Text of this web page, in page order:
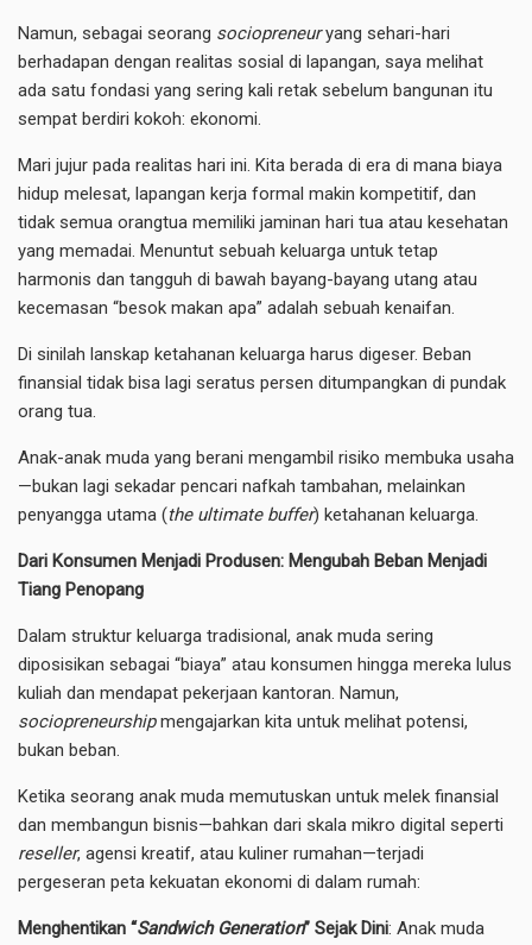
Namun, sebagai seorang sociopreneuryang sehari-hari
berhadapan dengan realitas sosial di lapangan, saya melihat
ada satu fondasi yang sering kali retak sebelum bangunan itu
sempat berdiri kokoh: ekonomi.
​Mari jujur pada realitas hari ini. Kita berada di era di mana biaya
hidup melesat, lapangan kerja formal makin kompetitif, dan
tidak semua orangtua memiliki jaminan hari tua atau kesehatan
yang memadai. Menuntut sebuah keluarga untuk tetap
harmonis dan tangguh di bawah bayang-bayang utang atau
kecemasan “besok makan apa” adalah sebuah kenaifan.
​Di sinilah lanskap ketahanan keluarga harus digeser. Beban
finansial tidak bisa lagi seratus persen ditumpangkan di pundak
orang tua.
Anak-anak muda yang berani mengambil risiko membuka usaha
—bukan lagi sekadar pencari nafkah tambahan, melainkan
penyangga utama (the ultimate buffer) ketahanan keluarga.
Dari Konsumen Menjadi Produsen: Mengubah Beban Menjadi
Tiang Penopang
​Dalam struktur keluarga tradisional, anak muda sering
diposisikan sebagai “biaya” atau konsumen hingga mereka lulus
kuliah dan mendapat pekerjaan kantoran. Namun,
sociopreneurshipmengajarkan kita untuk melihat potensi,
bukan beban.
​Ketika seorang anak muda memutuskan untuk melek finansial
dan membangun bisnis—bahkan dari skala mikro digital seperti
reseller, agensi kreatif, atau kuliner rumahan—terjadi
pergeseran peta kekuatan ekonomi di dalam rumah:
Menghentikan “Sandwich Generation” Sejak Dini: Anak muda